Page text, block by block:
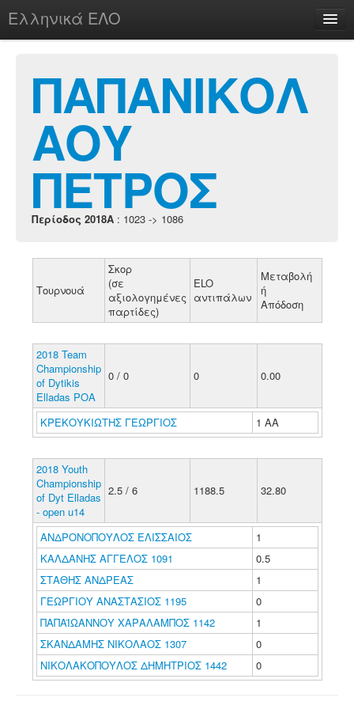
Ελληνικά ΕΛΟ
chesstu.be @ discord
Login
ΠΑΠΑΝΙΚΟΛ
ΑΟΥ
ΠΕΤΡΟΣ
Περίοδος 2018A : 1023 -> 1086
Τουρνουά
Σκορ
(σε
αξιολογημένες
παρτίδες)
ELO
αντιπάλων
Μεταβολή
ή
Απόδοση
2018 Team
Championship
of Dytikis
Elladas POA
0 / 0 0 0.00
ΚΡΕΚΟΥΚΙΩΤΗΣ ΓΕΩΡΓΙΟΣ 1 ΑΑ
2018 Youth
Championship
of Dyt Elladas
- open u14
2.5 / 6 1188.5 32.80
ΑΝΔΡΟΝΟΠΟΥΛΟΣ ΕΛΙΣΣΑΙΟΣ
1
ΚΑΛΔΑΝΗΣ ΑΓΓΕΛΟΣ 1091
0.5
ΣΤΑΘΗΣ ΑΝΔΡΕΑΣ
1
ΓΕΩΡΓΙΟΥ ΑΝΑΣΤΑΣΙΟΣ 1195
0
ΠΑΠΑΪΩΑΝΝΟΥ ΧΑΡΑΛΑΜΠΟΣ 1142
1
ΣΚΑΝΔΑΜΗΣ ΝΙΚΟΛΑΟΣ 1307
0
ΝΙΚΟΛΑΚΟΠΟΥΛΟΣ ΔΗΜΗΤΡΙΟΣ 1442
0